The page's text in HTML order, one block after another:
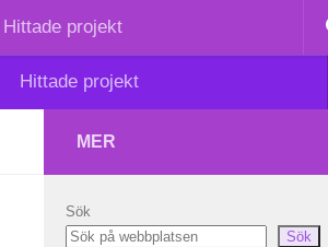
Hittade projekt
Hittade projekt
MER
Sök
Sök